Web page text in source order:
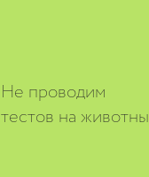
Не проводим
тестов на